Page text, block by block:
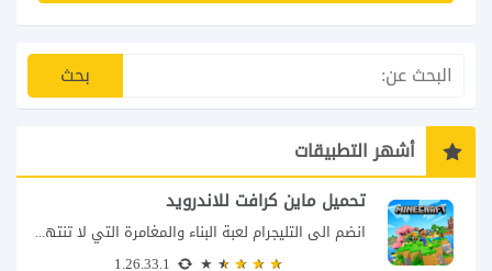
أشهر التطبيقات
تحميل ماين كرافت للاندرويد
انضم الى التليجرام لعبة البناء والمغامرة التي لا تنتهي Minecraft إذا كنت تبحث عن...